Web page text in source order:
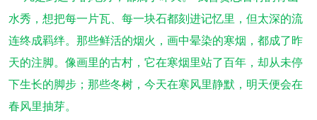
水秀，想把每一片瓦、每一块石都刻进记忆里，但太深的流
连终成羁绊。那些鲜活的烟火，画中晕染的寒烟，都成了昨
天的注脚。像画里的古村，它在寒烟里站了百年，却从未停
下生长的脚步；那些冬树，今天在寒风里静默，明天便会在
春风里抽芽。